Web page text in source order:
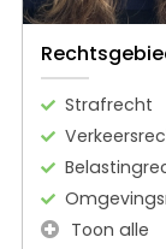
Strafrecht
Toon alle